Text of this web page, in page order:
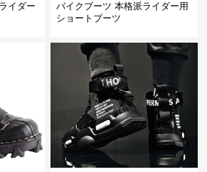
イダー
バイクブーツ 本格派ライダー用
ショートブーツ